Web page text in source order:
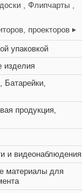
, Флипчарты ,
проекторов
упаковкой
изделия
Батарейки,
продукция,
и видеонаблюдения
материалы для